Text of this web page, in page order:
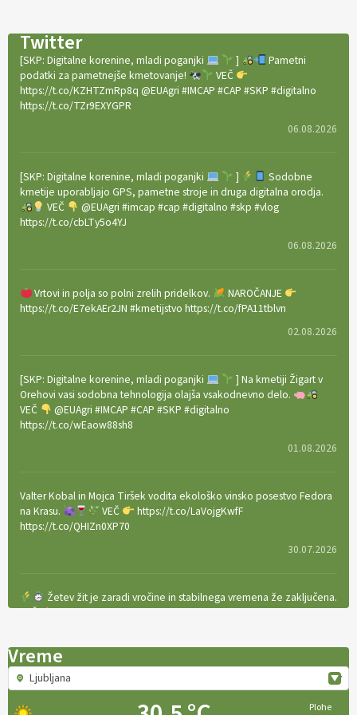
Twitter
[SKP: Digitalne korenine, mladi poganjki ]
Pametni
podatki za pametnejše kmetovanje!
VEČ
https://t.co/KZHTZmRp8q @EUAgri #IMCAP #CAP #SKP #digitalno
https://t.co/TZr9EXYGPR
06.08.2026
[SKP: Digitalne korenine, mladi poganjki ]
Sodobne
kmetije uporabljajo GPS, pametne stroje in druga digitalna orodja.
VEČ
@EUAgri #imcap #cap #digitalno #skp #vlog
https://t.co/cbLTy5o4YJ
06.08.2026
Vrtovi in polja so polni zrelih pridelkov.
NAROČANJE
https://t.co/E7ekAEr2JN #kmetijstvo https://t.co/fPA11tblvn
02.08.2026
[SKP: Digitalne korenine, mladi poganjki
] Na kmetiji Žigart v
Orehovi vasi sodobna tehnologija olajša vsakodnevno delo.
VEČ
@EUAgri #IMCAP #CAP #SKP #digitalno
https://t.co/wEaow88sh8
01.08.2026
Valter Kobal in Mojca Tiršek vodita ekološko vinsko posestvo Fedora
na Krasu.
VEČ
https://t.co/LaVojgKwfF
https://t.co/QHIZn0XP70
30.07.2026
Žetev žit je zaradi vročine in stabilnega vremena že zaključena.
VEČ
https://t.co/bBWaIz6Hhh https://t.co/TtKoOF5ENS
[EKOloško = LOGIČNO
Ameriške borovnice so odlična izbira za
Vreme
Ljubljana
Plohe